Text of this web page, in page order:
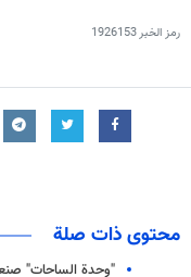
رمز الخبر1926153
محتوى ذات صلة
"وحدة الساحات"